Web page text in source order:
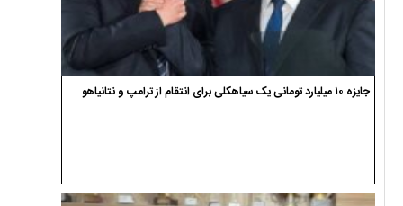
جایزه ۱۰ میلیارد تومانی یک سیاهکلی برای انتقام از ترامپ و نتانیاهو